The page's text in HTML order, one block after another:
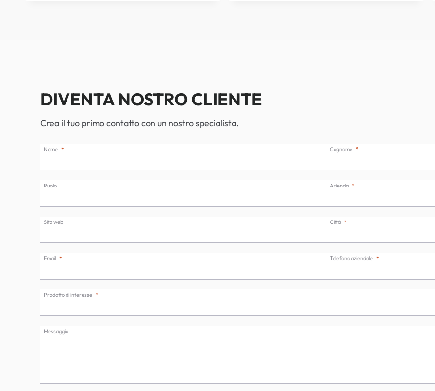
WEBINAR
DIVENTA NOSTRO CLIENTE
Crea il tuo primo contatto con un nostro specialista.
Nome
Ruolo
Sito web
Email
Cognome
Azienda
Città
Telefono aziendale
Prodotto di interesse
Messaggio